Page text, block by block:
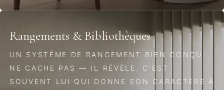
Rangements & Bibliothèques
UN SYSTÈME DE RANGEMENT BIEN CONÇU
NE CACHE PAS — IL RÉVÈLE. C'EST
SOUVENT LUI QUI DONNE SON CARACTÈRE À